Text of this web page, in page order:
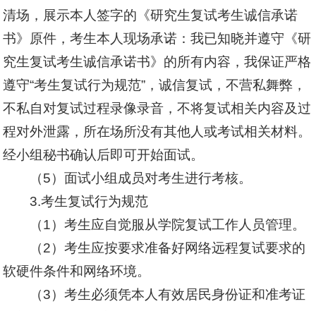
清场，展示本人签字的《研究生复试考生诚信承诺
书》原件，考生本人现场承诺：我已知晓并遵守《研
究生复试考生诚信承诺书》的所有内容，我保证严格
遵守“考生复试行为规范”，诚信复试，不营私舞弊，
不私自对复试过程录像录音，不将复试相关内容及过
程对外泄露，所在场所没有其他人或考试相关材料。
经小组秘书确认后即可开始面试。
（5）面试小组成员对考生进行考核。
3.考生复试行为规范
（1）考生应自觉服从学院复试工作人员管理。
（2）考生应按要求准备好网络远程复试要求的
软硬件条件和网络环境。
（3）考生必须凭本人有效居民身份证和准考证